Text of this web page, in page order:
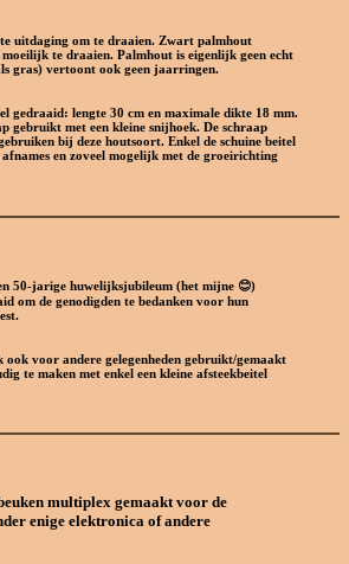
uitdaging om te draaien. Zwart palmhout
te draaien. Palmhout is eigenlijk geen echt
gras) vertoont ook geen jaarringen.
gedraaid: lengte 30 cm en maximale dikte 18 mm.
gebruikt met een kleine snijhoek. De schraap
bij deze houtsoort. Enkel de schuine beitel
en zoveel mogelijk met de groeirichting
50-jarige huwelijksjubileum (het mijne 😊)
om de genodigden te bedanken voor hun
voor andere gelegenheden gebruikt/gemaakt
te maken met enkel een kleine afsteekbeitel
multiplex gemaakt voor de
enige elektronica of andere